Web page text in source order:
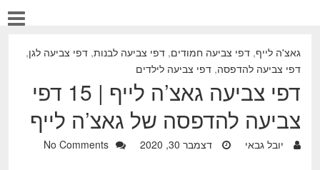
גאצ'ה לייף, דפי צביעה חמודים, דפי צביעה לבנות, דפי צביעה לגן,
דפי צביעה להדפסה, דפי צביעה לילדים
דפי צביעה גאצ’ה לייף | 15 דפי
צביעה להדפסה של גאצ’ה לייף
יובל גבאי דצמבר 30, 2020 No Comments